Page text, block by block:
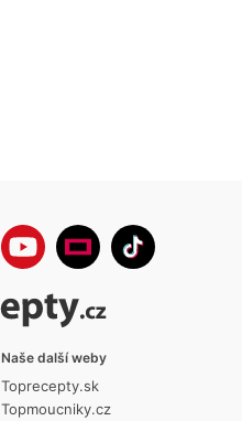
Naše další weby
Toprecepty.sk
Topmoucniky.cz